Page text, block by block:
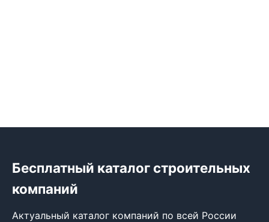
Бесплатный каталог строительных
компаний
Актуальный каталог компаний по всей России